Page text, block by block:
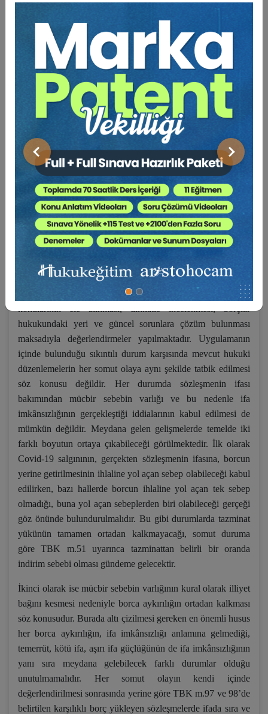
Önceki Sonraki
Şüphesiz ticaretin en önemli uygulamalarından olan borç
ilişkilerinin, özellikle de sözleşmeler hukuku alanının bu
durumdan etkilenmemesini düşünmek olanaksızdır. Hayatın
olağan akışı içinde insanın aklına dahi gelmeyen bu salgın,
güncel, uygulanagelen sözleşmelerin bir anda sekteye
uğramasına yol açmıştır. Salgın öncesinde akdedilen
sözleşmeler, kararlaştırıldığı gibi uygulanamamakta, birçok
ticari işletmenin sözleşme ilişkisinden kaynaklanan borçlarını
yerine getirmesi imkânı bulunmamaktadır.
Covid-19 salgınının, küresel boyutta yaratmış olduğu bu etki
ülkemiz açısından da çeşitli alan ve iş yerleri bakımından bir
anlamda krize dönüşmüştür. İşyerini açamayan esnaf, tüccar
ve işletme sahipleri, salgın öncesinde yapmış olduğu ticari
anlaşmalar ve yerine getirmesi beklenen edimlerin ifası
konusunda önemli sıkıntılar yaşamaktadır. Devletin kimi
doğrudan ve kimi dolaylı desteği ticaretin normal seyrinde
Bütün dünyada ve ülkemizde yaşanan bu olağanüstü süreçte
çok değişik platformlarda mücbir sebep ve ifa imkânsızlığı
konularının ele alınması, dikkatle incelenmesi, borçlar
hukukundaki yeri ve güncel sorunlara çözüm bulunması
maksadıyla değerlendirmeler yapılmaktadır. Uygulamanın
içinde bulunduğu sıkıntılı durum karşısında mevcut hukuki
düzenlemelerin her somut olaya aynı şekilde tatbik edilmesi
söz konusu değildir. Her durumda sözleşmenin ifası
bakımından mücbir sebebin varlığı ve bu nedenle ifa
imkânsızlığının gerçekleştiği iddialarının kabul edilmesi de
mümkün değildir. Meydana gelen gelişmelerde temelde iki
farklı boyutun ortaya çıkabileceği görülmektedir. İlk olarak
Covid-19 salgınının, gerçekten sözleşmenin ifasına, borcun
yerine getirilmesinin ihlaline yol açan sebep olabileceği kabul
edilirken, bazı hallerde borcun ihlaline yol açan tek sebep
olmadığı, buna yol açan sebeplerden biri olabileceği gerçeği
göz önünde bulundurulmalıdır. Bu gibi durumlarda tazminat
yükünün tamamen ortadan kalkmayacağı, somut duruma
göre TBK m.51 uyarınca tazminattan belirli bir oranda
indirim sebebi olması gündeme gelecektir.
İkinci olarak ise mücbir sebebin varlığının kural olarak illiyet
bağını kesmesi nedeniyle borca aykırılığın ortadan kalkması
söz konusudur. Burada altı çizilmesi gereken en önemli husus
her borca aykırılığın, ifa imkânsızlığı anlamına gelmediği,
temerrüt, kötü ifa, aşırı ifa güçlüğünün de ifa imkânsızlığının
yanı sıra meydana gelebilecek farklı durumlar olduğu
unutulmamalıdır. Her somut olayın kendi içinde
değerlendirilmesi sonrasında yerine göre TBK m.97 ve 98’de
belirtilen karşılıklı borç yükleyen sözleşmelerde ifada sıra ve